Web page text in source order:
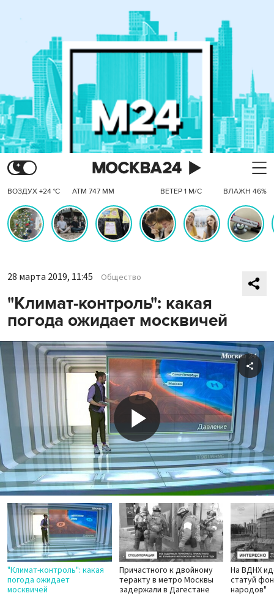
ВОЗДУХ +24 °C АТМ 747 ММ ВЕТЕР 1 М/С ВЛАЖН 46%
28 марта 2019, 11:45 Общество
"Климат-контроль": какая
погода ожидает москвичей
Play
Video
"Климат-контроль": какая
погода ожидает
москвичей
Причастного к двойному
теракту в метро Москвы
задержали в Дагестане
На ВДНХ
статуй
народов"